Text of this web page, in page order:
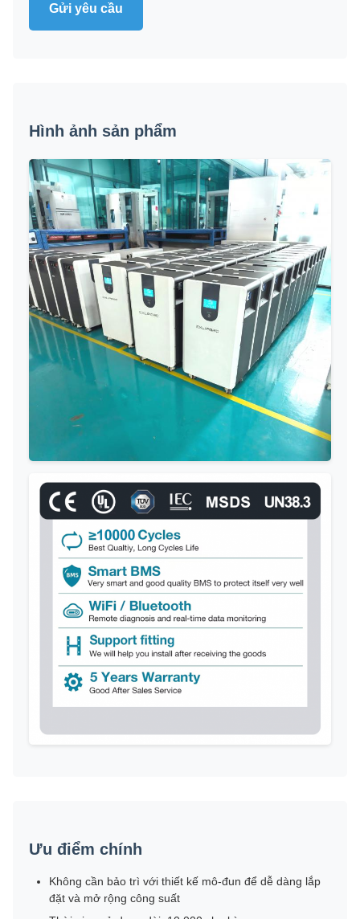
Gửi yêu cầu
Hình ảnh sản phẩm
Ưu điểm chính
Không cần bảo trì với thiết kế mô-đun để dễ dàng lắp
đặt và mở rộng công suất